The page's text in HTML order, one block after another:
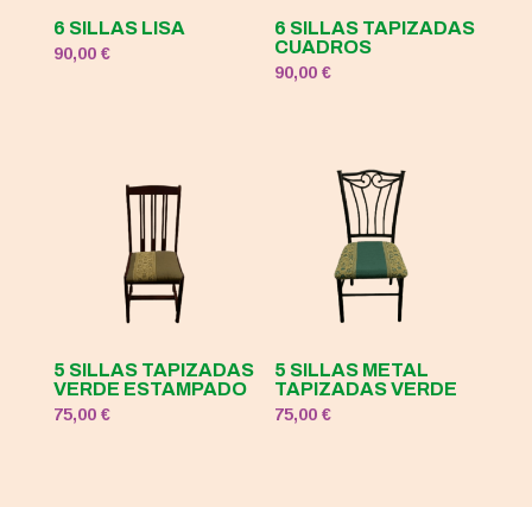
6 SILLAS LISA
90,00 €
6 SILLAS TAPIZADAS
CUADROS
90,00€
5 SILLAS TAPIZADAS
VERDE ESTAMPADO
75,00 €
5 SILLAS METAL
TAPIZADAS VERDE
75,00€